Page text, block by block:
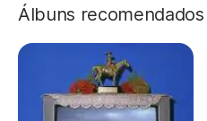
Álbuns recomendados